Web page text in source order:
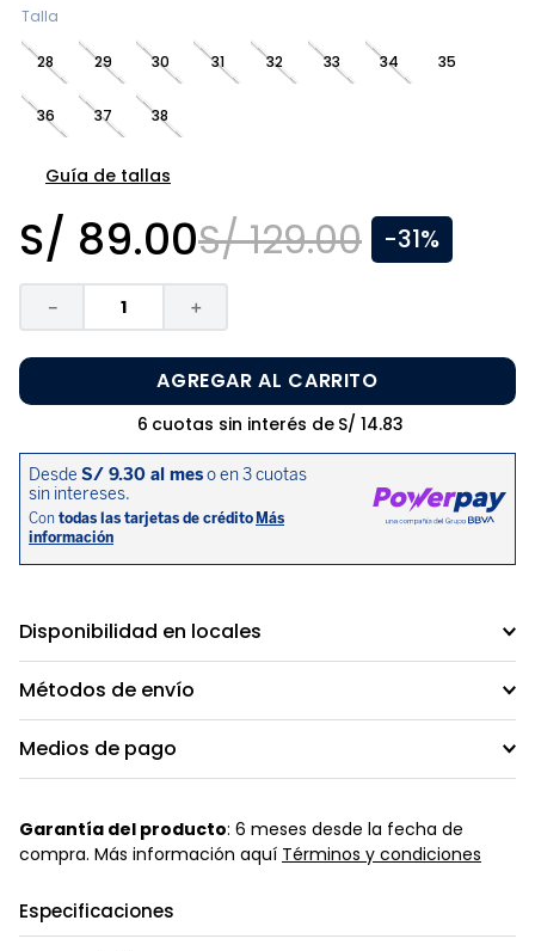
Talla
28 29 30 31 32 33 34 35
36 37 38
Guía de tallas
S/ 89.00S/ 129.00 -31%
＋
－
AGREGAR AL CARRITO
6 cuotas sin interés de S/ 14.83
Disponibilidad en locales
Métodos de envío
Medios de pago
Garantía del producto: 6 meses desde la fecha de
compra. Más información aquí Términos y condiciones
Especificaciones
9.
10. sandalias niño